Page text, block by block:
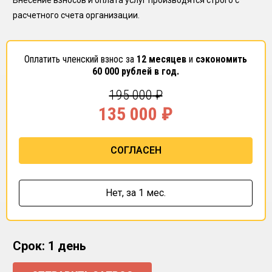
расчетного счета организации.
Оплатить членский взнос за 12 месяцев и сэкономить
60 000 рублей в год.
195 000₽
135 000 ₽
СОГЛАСЕН
Нет, за 1 мес.
Срок: 1 день